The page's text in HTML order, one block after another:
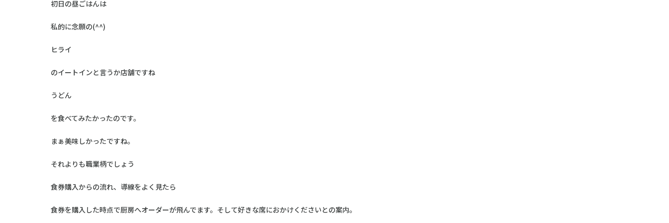
初日の昼ごはんは
私的に念願の(^^)
ヒライ
のイートインと言うか店舗ですね
うどん
を食べてみたかったのです。
まぁ美味しかったですね。
それよりも職業柄でしょう
食券購入からの流れ、導線をよく見たら
食券を購入した時点で厨房へオーダーが飛んでます。そして好きな席におかけくださいとの案内。